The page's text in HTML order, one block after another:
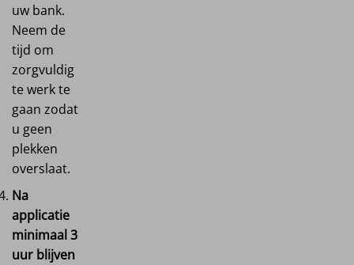
uw bank.
Neem de
tijd om
zorgvuldig
te werk te
gaan zodat
u geen
plekken
overslaat.
Na
applicatie
minimaal 3
uur blijven